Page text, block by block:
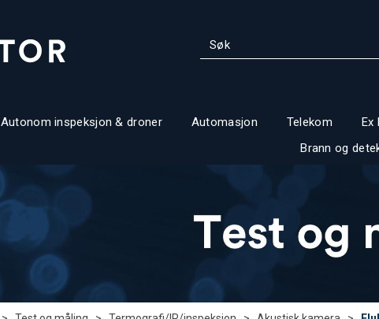
Autonom inspeksjon & droner Automasjon Telekom Ex
Brann og